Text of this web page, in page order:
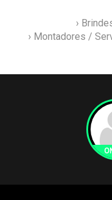
›
› Montadores /